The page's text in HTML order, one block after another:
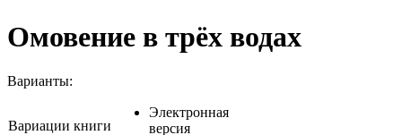
Омовение в трёх водах
Варианты:
Вариации книги
Электронная
версия